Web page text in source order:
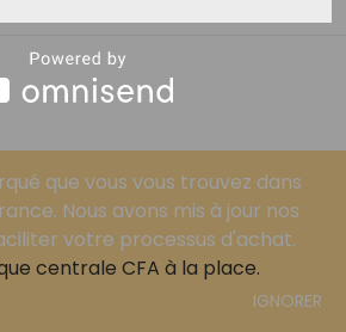
que vous vous trouvez dans
Nous avons mis à jour nos
votre processus d'achat.
centrale CFA à la place.
IGNORER